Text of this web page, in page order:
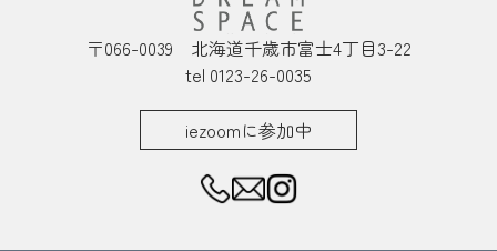
〒066-0039 北海道千歳市富士4丁目3-22
tel 0123-26-0035
iezoomに参加中